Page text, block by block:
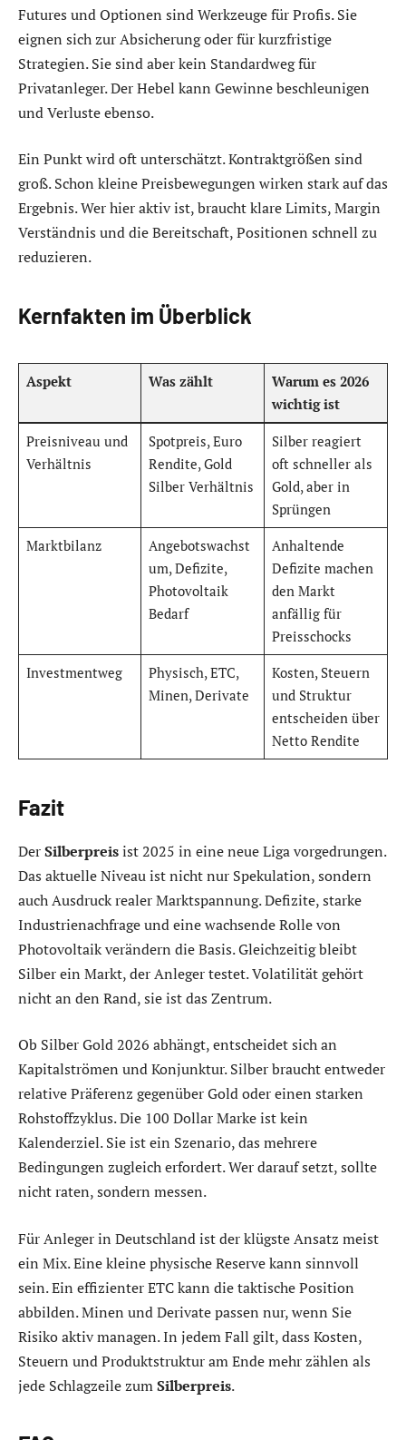
Futures und Optionen sind Werkzeuge für Profis. Sie
eignen sich zur Absicherung oder für kurzfristige
Strategien. Sie sind aber kein Standardweg für
Privatanleger. Der Hebel kann Gewinne beschleunigen
und Verluste ebenso.
Ein Punkt wird oft unterschätzt. Kontraktgrößen sind
groß. Schon kleine Preisbewegungen wirken stark auf das
Ergebnis. Wer hier aktiv ist, braucht klare Limits, Margin
Verständnis und die Bereitschaft, Positionen schnell zu
reduzieren.
Kernfakten im Überblick
Aspekt Was zählt
Warum es 2026
wichtig ist
Preisniveau und
Verhältnis
Spotpreis, Euro
Rendite, Gold
Silber Verhältnis
Silber reagiert
oft schneller als
Gold, aber in
Sprüngen
Marktbilanz
Angebotswachst
um, Defizite,
Photovoltaik
Bedarf
Anhaltende
Defizite machen
den Markt
anfällig für
Preisschocks
Investmentweg
Physisch, ETC,
Minen, Derivate
Kosten, Steuern
und Struktur
entscheiden über
Netto Rendite
Fazit
DerSilberpreisist 2025 in eine neue Liga vorgedrungen.
Das aktuelle Niveau ist nicht nur Spekulation, sondern
auch Ausdruck realer Marktspannung. Defizite, starke
Industrienachfrage und eine wachsende Rolle von
Photovoltaik verändern die Basis. Gleichzeitig bleibt
Silber ein Markt, der Anleger testet. Volatilität gehört
nicht an den Rand, sie ist das Zentrum.
Ob Silber Gold 2026 abhängt, entscheidet sich an
Kapitalströmen und Konjunktur. Silber braucht entweder
relative Präferenz gegenüber Gold oder einen starken
Rohstoffzyklus. Die 100 Dollar Marke ist kein
Kalenderziel. Sie ist ein Szenario, das mehrere
Bedingungen zugleich erfordert. Wer darauf setzt, sollte
nicht raten, sondern messen.
Für Anleger in Deutschland ist der klügste Ansatz meist
ein Mix. Eine kleine physische Reserve kann sinnvoll
sein. Ein effizienter ETC kann die taktische Position
abbilden. Minen und Derivate passen nur, wenn Sie
Risiko aktiv managen. In jedem Fall gilt, dass Kosten,
Steuern und Produktstruktur am Ende mehr zählen als
jede Schlagzeile zumSilberpreis.